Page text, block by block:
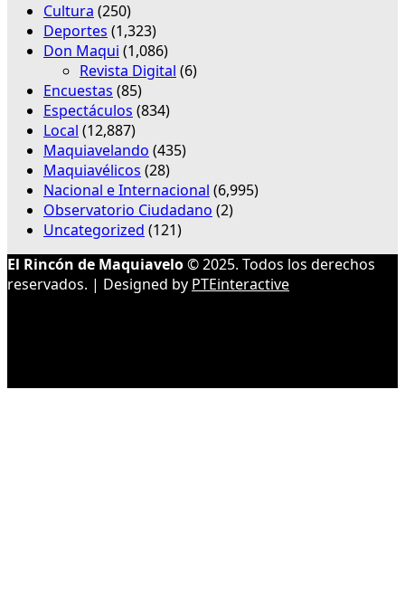
Cultura (250)
Deportes (1,323)
Don Maqui (1,086)
Revista Digital (6)
Encuestas (85)
Espectáculos (834)
Local (12,887)
Maquiavelando (435)
Maquiavélicos (28)
Nacional e Internacional (6,995)
Observatorio Ciudadano (2)
Uncategorized (121)
El Rincón de Maquiavelo© 2025. Todos los derechos
reservados. | Designed by PTEinteractive